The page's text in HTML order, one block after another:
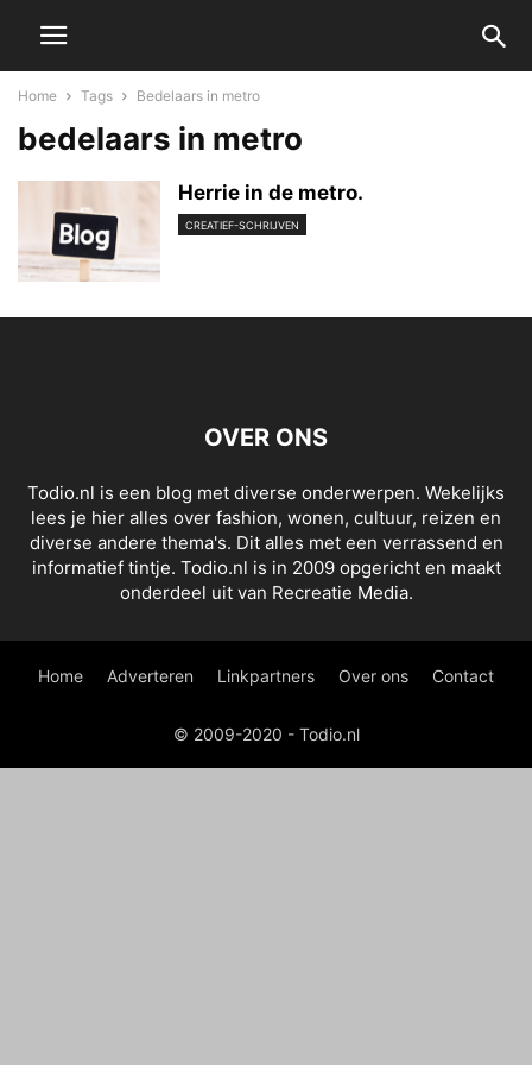
Home Tags Bedelaars in metro
bedelaars in metro
Herrie in de metro.
CREATIEF-SCHRIJVEN
OVER ONS
Todio.nl is een blog met diverse onderwerpen. Wekelijks
lees je hier alles over fashion, wonen, cultuur, reizen en
diverse andere thema's. Dit alles met een verrassend en
informatief tintje. Todio.nl is in 2009 opgericht en maakt
onderdeel uit van Recreatie Media.
Home Adverteren Linkpartners Over ons Contact
© 2009-2020 - Todio.nl